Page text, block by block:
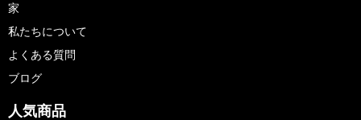
家
私たちについて
よくある質問
ブログ
人気商品